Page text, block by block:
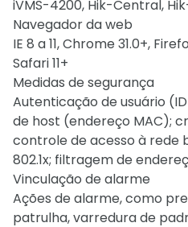
iVMS-4200, Hik-Central,
Navegador da web
IE 8 a 11, Chrome 31.0+,
Safari 11+
Medidas de segurança
Autenticação de usuário
de host (endereço MAC);
controle de acesso à rede
802.1x; filtragem de
Vinculação de alarme
Ações de alarme, como
patrulha, varredura de